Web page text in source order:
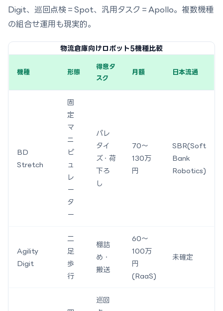
Digit、巡回点検＝Spot、汎用タスク＝Apollo。複数機種
の組合せ運用も現実的。
物流倉庫向けロボット5機種比較
機種 形態
得意タ
スク
月額 日本流通
BD
Stretch
固
定
マ
ニ
ピ
ュ
レ
ー
タ
ー
パレ
タイ
ズ・荷
下ろ
し
70〜
130万
円
SBR(Soft
Bank
Robotics)
Agility
Digit
二
足
歩
行
棚詰
め・
搬送
60〜
100万
円
(RaaS)
未確定
巡回